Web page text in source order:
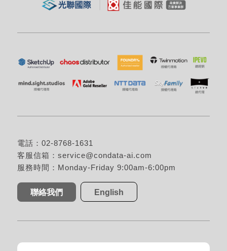
電話：02-8768-1631
客服信箱： service@condata-ai.com
服務時間：Monday-Friday 9:00am-6:00pm
聯絡我們 English